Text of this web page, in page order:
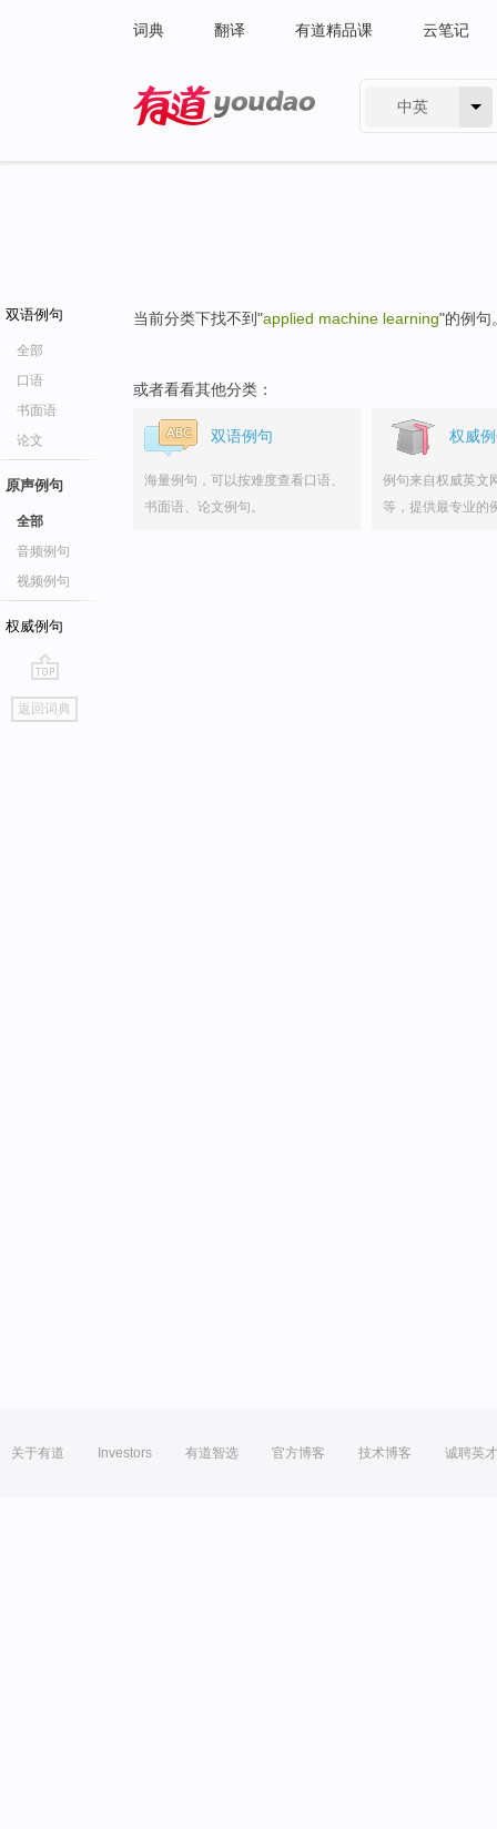
词典 翻译 有道精品课 云笔记
中英
双语例句
全部
口语
书面语
论文
原声例句
全部
音频例句
视频例句
权威例句
go
top
返回词典
当前分类下找不到"applied machine learning"的例句
或者看看其他分类：
双语例句
海量例句，可以按难度查看口语、
书面语、论文例句。
权威
例句来自权威英文
等，提供最专业的
关于有道 Investors 有道智选 官方博客 技术博客 诚聘英才